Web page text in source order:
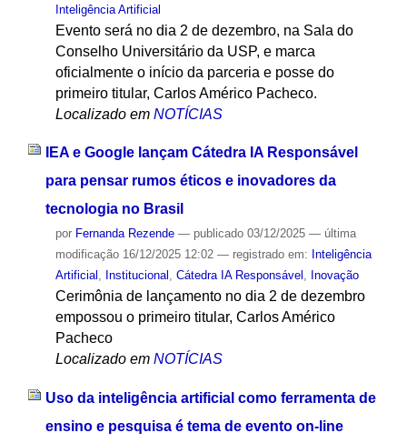
Inteligência Artificial
Evento será no dia 2 de dezembro, na Sala do
Conselho Universitário da USP, e marca
oficialmente o início da parceria e posse do
primeiro titular, Carlos Américo Pacheco.
Localizado em NOTÍCIAS
IEA e Google lançam Cátedra IA Responsável
para pensar rumos éticos e inovadores da
tecnologia no Brasil
por Fernanda Rezende — publicado03/12/2025 — última
modificação16/12/2025 12:02 — registrado em: Inteligência
Artificial , Institucional , Cátedra IA Responsável , Inovação
Cerimônia de lançamento no dia 2 de dezembro
empossou o primeiro titular, Carlos Américo
Pacheco
Localizado em NOTÍCIAS
Uso da inteligência artificial como ferramenta de
ensino e pesquisa é tema de evento on-line